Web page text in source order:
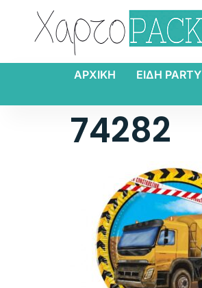
ΑΡΧΙΚΗ ΕΙΔΗ PARTY
74282